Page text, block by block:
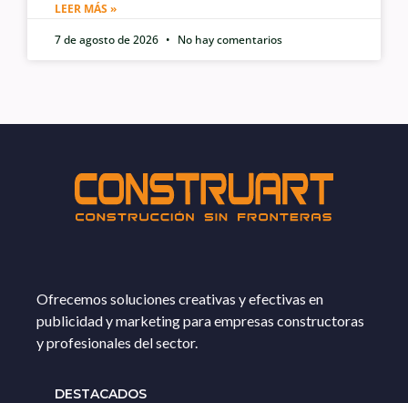
LEER MÁS »
7 de agosto de 2026
No hay comentarios
Ofrecemos soluciones creativas y efectivas en
publicidad y marketing para empresas constructoras
y profesionales del sector.
DESTACADOS